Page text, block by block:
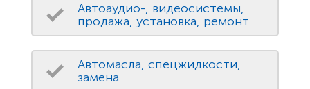
Автоаудио-, видеосистемы,
продажа, установка, ремонт
Автомасла, спецжидкости,
замена